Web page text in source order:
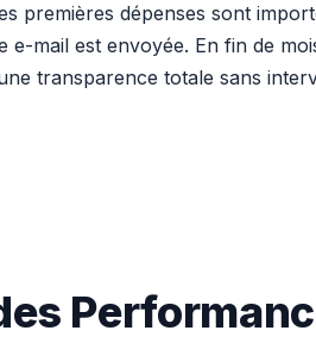
premières dépenses sont
e-mail est envoyée. En fin de
transparence totale sans